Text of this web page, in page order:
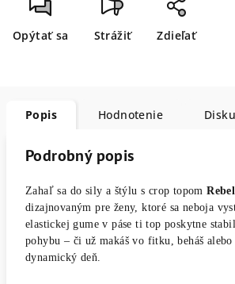
Opýtať sa Strážiť Zdieľať
Popis Hodnotenie
Podrobný popis
Zahaľ sa do sily a štýlu s crop topom
dizajnovaným pre ženy, ktoré sa neboja
elastickej gume v páse ti top poskytne
pohybu – či už makáš vo fitku, beháš alebo
dynamický deň.